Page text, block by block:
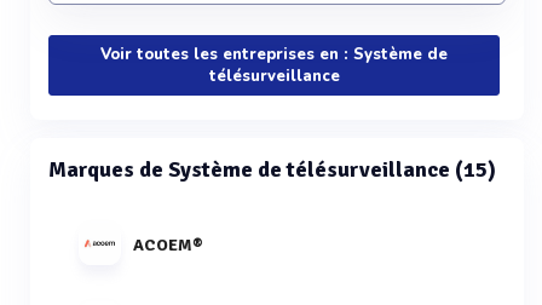
Voir toutes les entreprises en : Système de
télésurveillance
Marques de Système de télésurveillance (15)
ACOEM®